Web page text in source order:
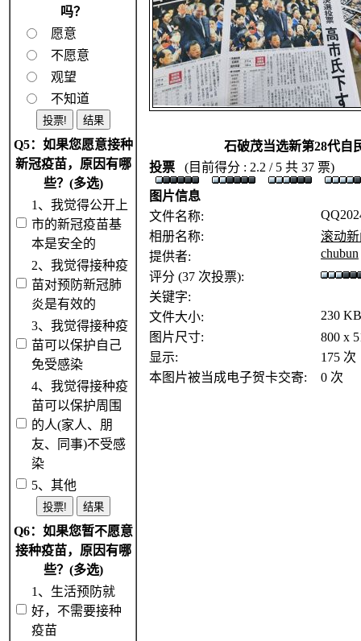
吗？
愿意
不愿意
观望
不知道
Q5：如果您愿意接种
新冠疫苗，原因有哪
些？(多选)
1、我觉得公开上
市的新冠疫苗基
本是安全的
2、我觉得接种疫
苗对预防新冠肺
炎是有效的
3、我觉得接种疫
苗可以保护自己
免受感染
4、我觉得接种疫
苗可以保护周围
的人(家人、朋
友、同事)不受感
染
5、其他
Q6：如果您暂不愿意
接种疫苗，原因有哪
些？(多选)
1、生活预防就
好，不需要接种
疫苗
石破茂当选新第28代自
投票
(目前得分 : 2.2 / 5 共 37 票)
图片信息
文件名称:
相册名称:
滚动
提供者:
chubun
评分 (37 次投票):
关键字:
文件大小:
230 KB
图片尺寸:
800 x
显示:
175 次
本图片被当成电子贺卡交寄:
0 次